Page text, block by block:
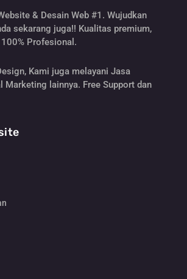
& Desain Web #1. Wujudkan
sekarang juga!! Kualitas premium,
Profesional.
Kami juga melayani Jasa
lainnya. Free Support dan